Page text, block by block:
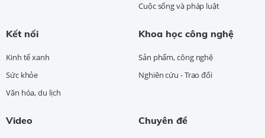
Cuộc sống và pháp luật
Kết nối
Kinh tế xanh
Sức khỏe
Văn hóa, du lịch
Khoa học công nghệ
Sản phẩm, công nghệ
Nghiên cứu - Trao đổi
Video Chuyên đề